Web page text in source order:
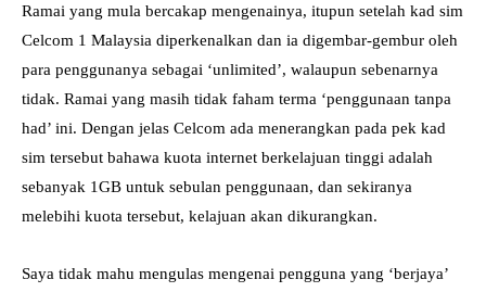
Ramai yang mula bercakap mengenainya, itupun setelah kad sim
Celcom 1 Malaysia diperkenalkan dan ia digembar-gembur oleh
para penggunanya sebagai ‘unlimited’, walaupun sebenarnya
tidak. Ramai yang masih tidak faham terma ‘penggunaan tanpa
had’ ini. Dengan jelas Celcom ada menerangkan pada pek kad
sim tersebut bahawa kuota internet berkelajuan tinggi adalah
sebanyak 1GB untuk sebulan penggunaan, dan sekiranya
melebihi kuota tersebut, kelajuan akan dikurangkan.
Saya tidak mahu mengulas mengenai pengguna yang ‘berjaya’